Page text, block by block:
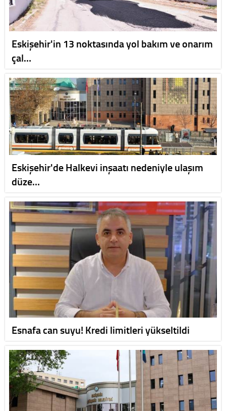
Eskişehir'in 13 noktasında yol bakım ve onarım
çal…
Eskişehir'de Halkevi inşaatı nedeniyle ulaşım
düze…
Esnafa can suyu! Kredi limitleri yükseltildi